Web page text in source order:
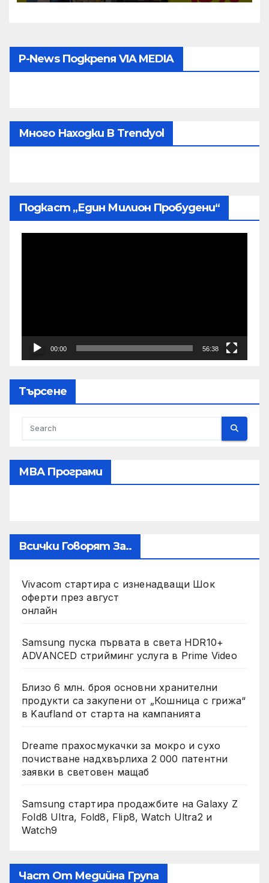
старта на кампанията
P-News Подкрепя VIA MEDIA
Много Находки В Trendyol
Подкаст „Един Милион Пробудени“
00:00 56:38
Търсене
МВА Програми
Всички Говорят За..
Vivacom стартира с изненадващи Шок
оферти през август
онлайн
Samsung пуска първата в света HDR10+
ADVANCED стрийминг услуга в Prime Video
Близо 6 млн. броя основни хранителни
продукти са закупени от „Кошница с грижа“
в Kaufland от старта на кампанията
Dreame прахосмукачки за мокро и сухо
почистване надхвърлиха 2 000 патентни
заявки в световен мащаб
Samsung стартира продажбите на Galaxy Z
Fold8 Ultra, Fold8, Flip8, Watch Ultra2 и
Watch9
Част От Медийна Група